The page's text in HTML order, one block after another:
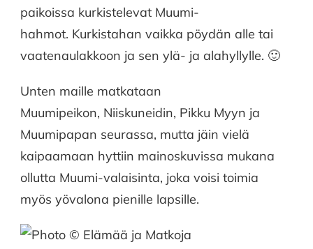
paikoissa kurkistelevat Muumi-
hahmot. Kurkistahan vaikka pöydän alle tai
vaatenaulakkoon ja sen ylä- ja alahyllylle. 🙂
Unten maille matkataan
Muumipeikon, Niiskuneidin, Pikku Myyn ja
Muumipapan seurassa, mutta jäin vielä
kaipaamaan hyttiin mainoskuvissa mukana
ollutta Muumi-valaisinta, joka voisi toimia
myös yövalona pienille lapsille.